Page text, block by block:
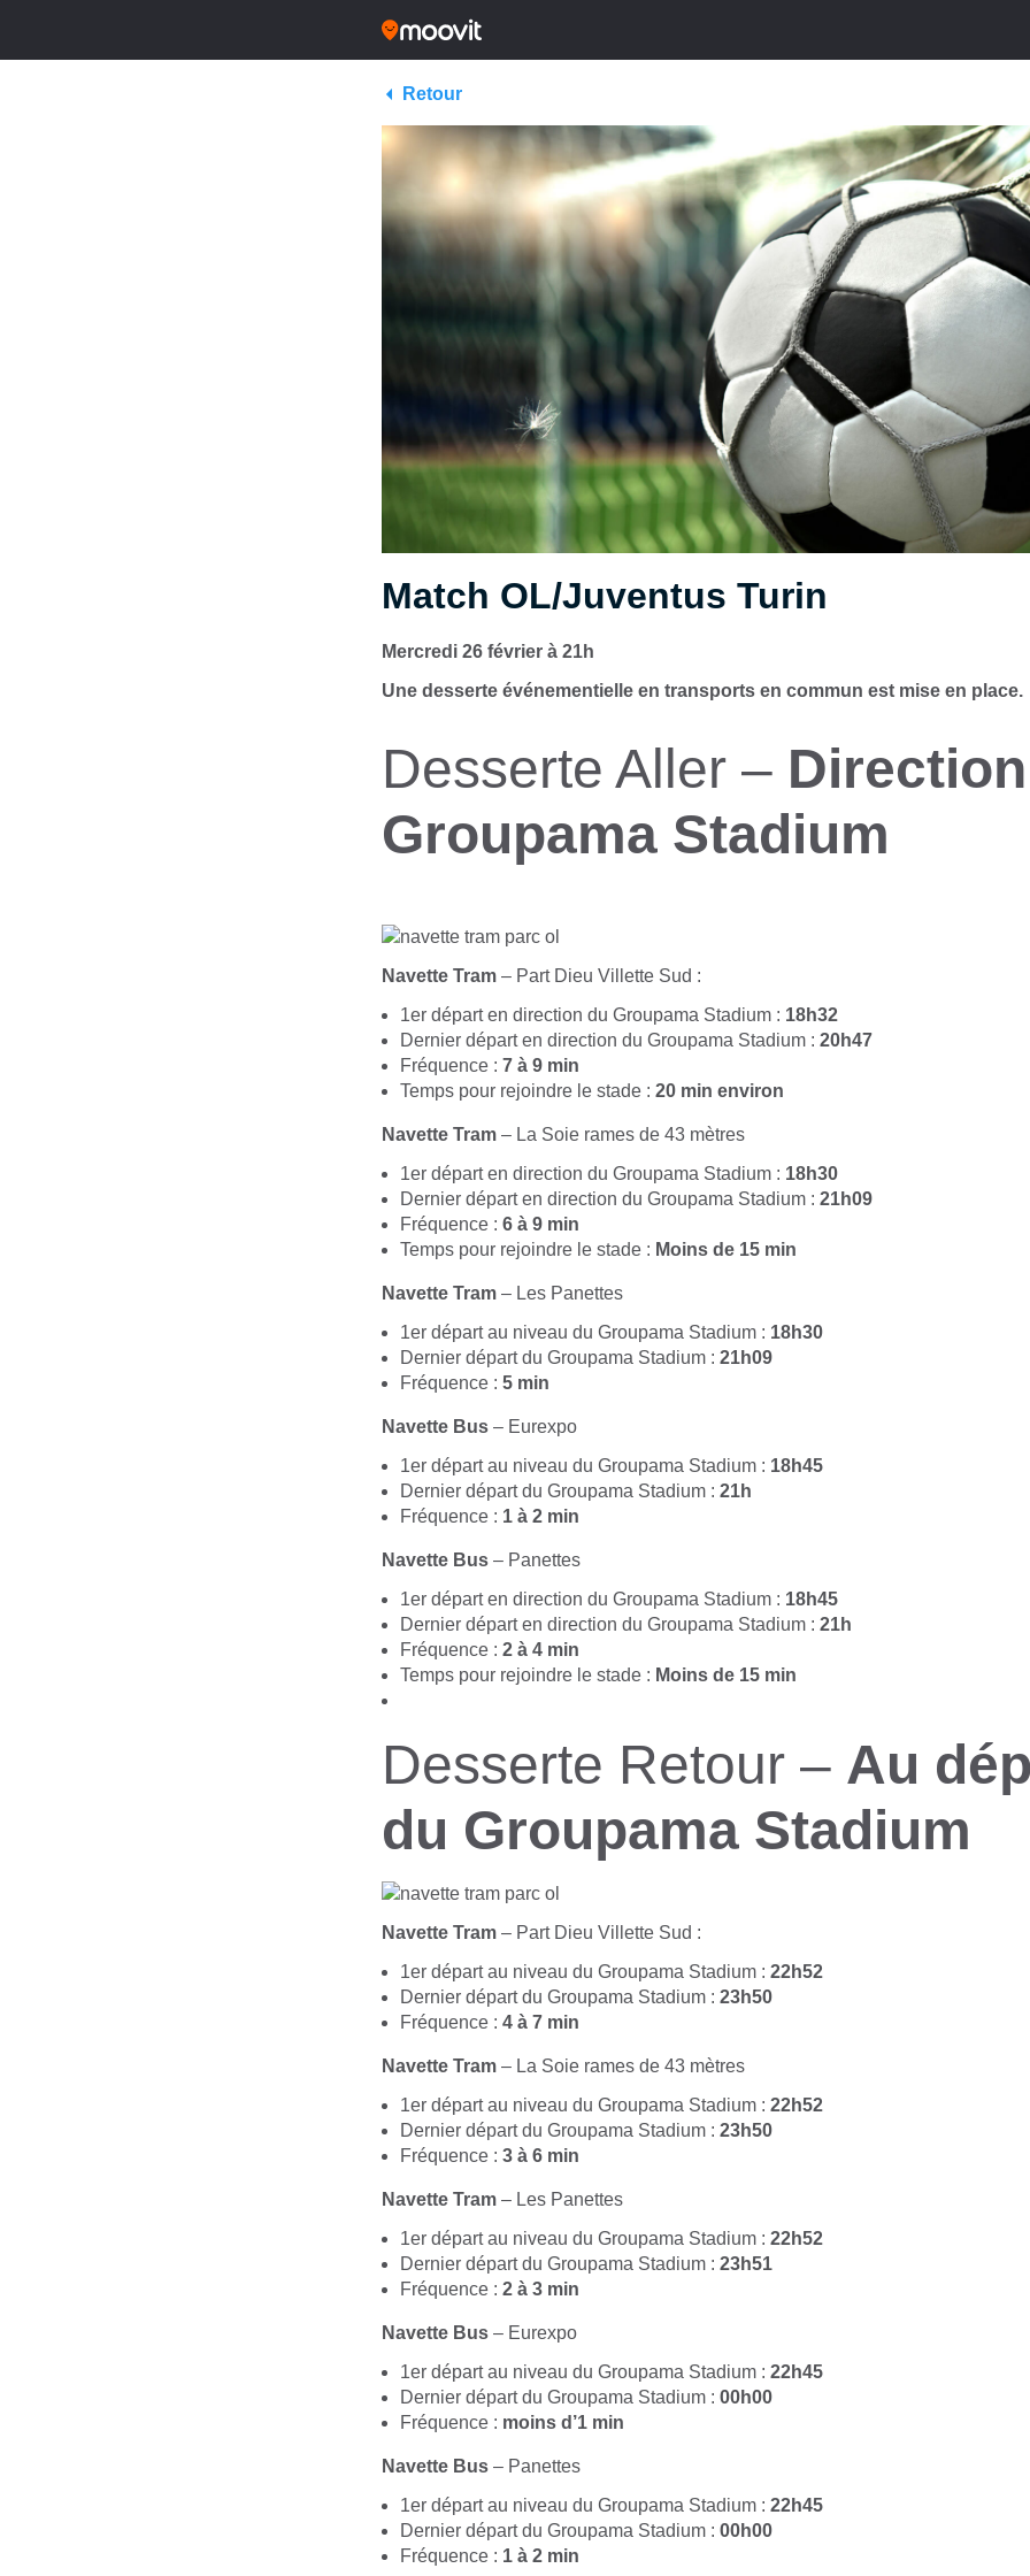
Retour
Match OL/Juventus Turin
Mercredi 26 février à 21h
Une desserte événementielle en transports en commun est mise en place.
Desserte Aller – Direction
Groupama Stadium
Navette Tram – Part Dieu Villette Sud :
1er départ en direction du Groupama Stadium : 18h32
Dernier départ en direction du Groupama Stadium : 20h47
Fréquence : 7 à 9 min
Temps pour rejoindre le stade : 20 min environ
Navette Tram – La Soie rames de 43 mètres
1er départ en direction du Groupama Stadium : 18h30
Dernier départ en direction du Groupama Stadium : 21h09
Fréquence : 6 à 9 min
Temps pour rejoindre le stade : Moins de 15 min
Navette Tram – Les Panettes
1er départ au niveau du Groupama Stadium : 18h30
Dernier départ du Groupama Stadium : 21h09
Fréquence : 5 min
Navette Bus – Eurexpo
1er départ au niveau du Groupama Stadium : 18h45
Dernier départ du Groupama Stadium : 21h
Fréquence : 1 à 2 min
Navette Bus – Panettes
1er départ en direction du Groupama Stadium : 18h45
Dernier départ en direction du Groupama Stadium : 21h
Fréquence : 2 à 4 min
Temps pour rejoindre le stade : Moins de 15 min
Desserte Retour – Au
du Groupama Stadium
Navette Tram – Part Dieu Villette Sud :
1er départ au niveau du Groupama Stadium : 22h52
Dernier départ du Groupama Stadium : 23h50
Fréquence : 4 à 7 min
Navette Tram – La Soie rames de 43 mètres
1er départ au niveau du Groupama Stadium : 22h52
Dernier départ du Groupama Stadium : 23h50
Fréquence : 3 à 6 min
Navette Tram – Les Panettes
1er départ au niveau du Groupama Stadium : 22h52
Dernier départ du Groupama Stadium : 23h51
Fréquence : 2 à 3 min
Navette Bus – Eurexpo
1er départ au niveau du Groupama Stadium : 22h45
Dernier départ du Groupama Stadium : 00h00
Fréquence : moins d’1 min
Navette Bus – Panettes
1er départ au niveau du Groupama Stadium : 22h45
Dernier départ du Groupama Stadium : 00h00
Fréquence : 1 à 2 min